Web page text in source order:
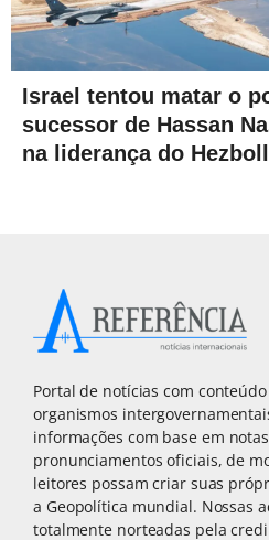
Israel tentou matar o
sucessor de Hassan
na liderança do
Portal de notícias com
organismos
informações com base em
pronunciamentos oficiais, de
leitores possam criar suas
a Geopolítica mundial. Nossas
totalmente norteadas pela